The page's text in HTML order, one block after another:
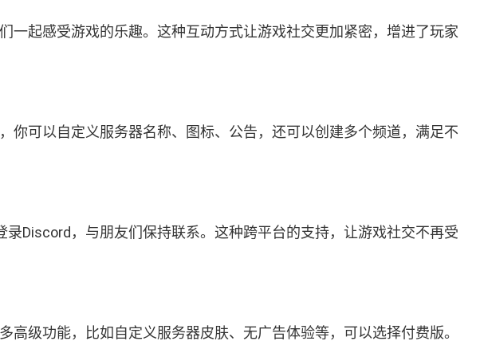
起感受游戏的乐趣。这种互动方式让游戏社交更加紧密，增进了玩家
可以自定义服务器名称、图标、公告，还可以创建多个频道，满足不
Discord，与朋友们保持联系。这种跨平台的支持，让游戏社交不再受
级功能，比如自定义服务器皮肤、无广告体验等，可以选择付费版。